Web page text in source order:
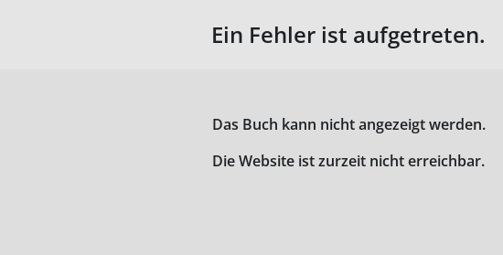
Ein Fehler ist aufgetreten.
Das Buch kann nicht angezeigt werden.
Die Website ist zurzeit nicht erreichbar.